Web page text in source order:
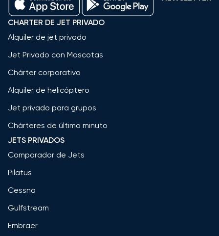
CHARTER DE JET PRIVADO
Alquiler de jet privado
Jet Privado con Mascotas
Chárter corporativo
Alquiler de helicóptero
Jet privado para grupos
Chárteres de último minuto
JETS PRIVADOS
Comparador de Jets
Pilatus
Cessna
Gulfstream
Embraer